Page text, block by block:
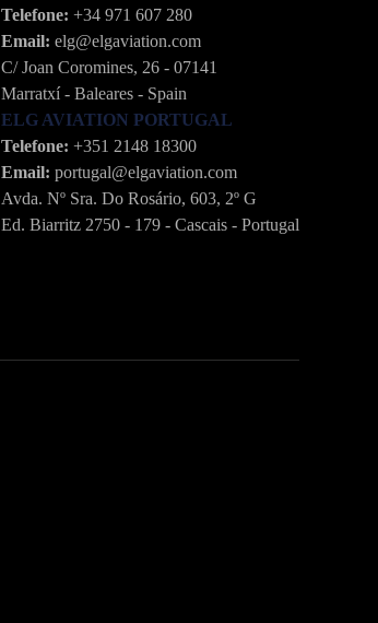
Telefone: +34 971 607 280
Email: elg@elgaviation.com
C/ Joan Coromines, 26 - 07141
Marratxí - Baleares - Spain
ELG AVIATION PORTUGAL
Telefone: +351 2148 18300
Email: portugal@elgaviation.com
Avda. Nº Sra. Do Rosário, 603, 2º G
Ed. Biarritz 2750 - 179 - Cascais - Portugal